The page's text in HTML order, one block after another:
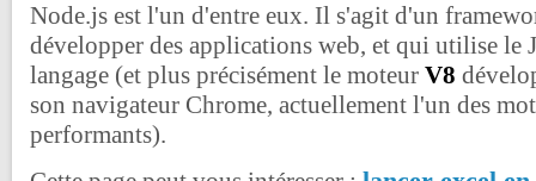
Node.js est l'un d'entre eux. Il s'agit d'un
développer des applications web, et qui utilise le
langage (et plus précisément le moteur V8
son navigateur Chrome, actuellement l'un des
performants).